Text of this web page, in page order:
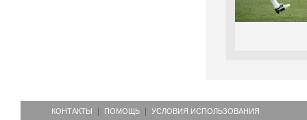
КОНТАКТЫ ПОМОЩЬ УСЛОВИЯ ИСПОЛЬЗОВАНИЯ